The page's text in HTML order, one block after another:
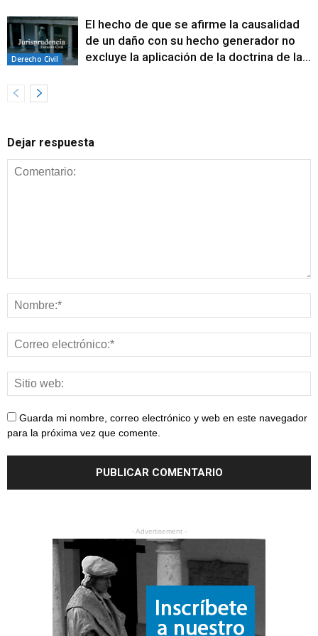
Derecho Civil
El hecho de que se afirme la causalidad
de un daño con su hecho generador no
excluye la aplicación de la doctrina de la...
Dejar respuesta
Guarda mi nombre, correo electrónico y web en este navegador
para la próxima vez que comente.
- Advertisement -